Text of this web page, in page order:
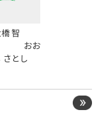
智
お
さとし